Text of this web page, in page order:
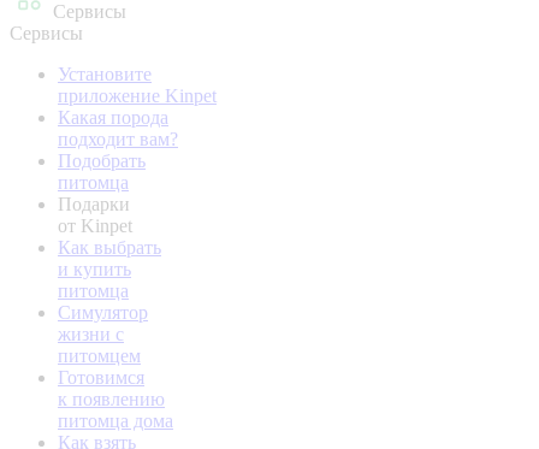
Сервисы
Сервисы
Установите
приложение Kinpet
Какая порода
подходит вам?
Подобрать
питомца
Подарки
от Kinpet
Как выбрать
и купить
питомца
Симулятор
жизни с
питомцем
Готовимся
к появлению
питомца дома
Как взять